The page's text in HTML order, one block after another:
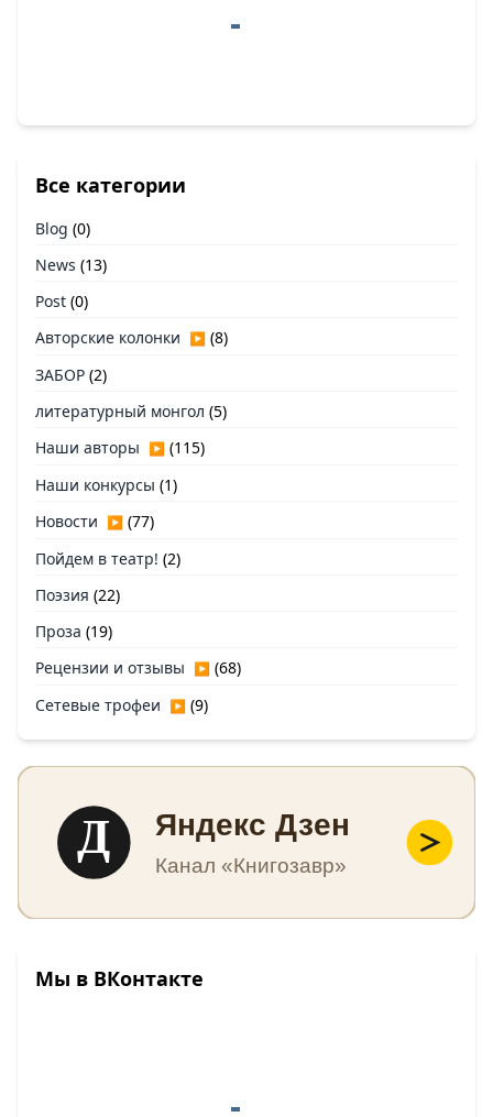
Все категории
Blog (0)
News (13)
Post (0)
Авторские колонки ▶ (8)
ЗАБОР (2)
литературный монгол (5)
Наши авторы ▶ (115)
Наши конкурсы (1)
Новости ▶ (77)
Пойдем в театр! (2)
Поэзия (22)
Проза (19)
Рецензии и отзывы ▶ (68)
Сетевые трофеи ▶ (9)
Д Яндекс Дзен
Канал «Книгозавр»
Мы в ВКонтакте